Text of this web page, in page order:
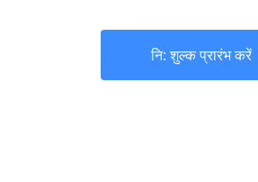
नि: शुल्क प्रारंभ करें